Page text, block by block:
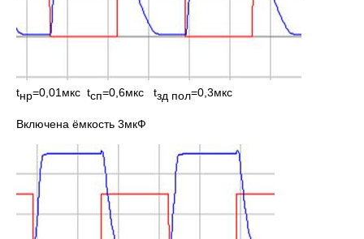
tнр=0,01мкс tсп=0,6мкс tзд пол=0,3мкс
Включена ёмкость 3мкФ